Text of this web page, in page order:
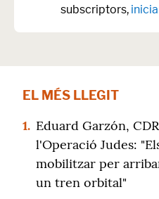
subscriptors,
EL MÉS LLEGIT
1. Eduard Garzón,
l'Operació Judes:
mobilitzar per
un tren orbital"